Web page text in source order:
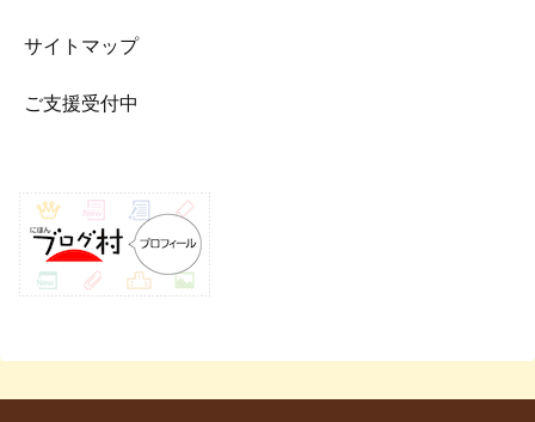
サイトマップ
ご支援受付中